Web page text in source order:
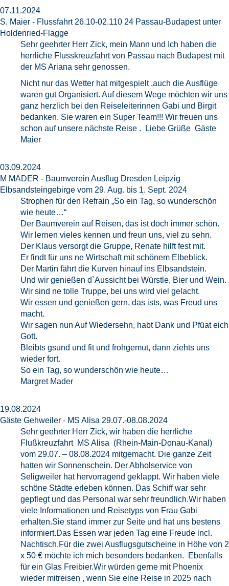
07.11.2024
S. Maier - Flussfahrt 26.10-02.110 24 Passau-Budapest unter
Holdenried-Flagge
Sehr geehrter Herr Zick, mein Mann und Ich haben die
herrliche Flusskreuzfahrt von Passau nach Budapest mit
der MS Ariana sehr genossen.
Nicht nur das Wetter hat mitgespielt ,auch die Ausflüge
waren gut Organisiert. Auf diesem Wege möchten wir uns
ganz herzlich bei den Reiseleiterinnen Gabi und Birgit
bedanken. Sie waren ein Super Team!!! Wir freuen uns
schon auf unsere nächste Reise . Liebe Grüße Gäste
Maier
03.09.2024
M MADER - Baumverein Ausflug Dresden Leipzig
Elbsandsteingebirge vom 29. Aug. bis 1. Sept. 2024
Strophen für den Refrain „So ein Tag, so wunderschön
wie heute…“
Der Baumverein auf Reisen, das ist doch immer schön.
Wir lernen vieles kennen und freun uns, viel zu sehn.
Der Klaus versorgt die Gruppe, Renate hilft fest mit.
Er findt für uns ne Wirtschaft mit schönem Elbeblick.
Der Martin fährt die Kurven hinauf ins Elbsandstein.
Und wir genießen d`Aussicht bei Würstle, Bier und Wein.
Wir sind ne tolle Truppe, bei uns wird viel gelacht.
Wir essen und genießen gern, das ists, was Freud uns
macht.
Wir sagen nun Auf Wiedersehn, habt Dank und Pfüat eich
Gott.
Bleibts gsund und fit und frohgemut, dann ziehts uns
wieder fort.
So ein Tag, so wunderschön wie heute…
Margret Mader
19.08.2024
Gäste Gehweiler - MS Alisa 29.07.-08.08.2024
Sehr geehrter Herr Zick, wir haben die herrliche
Flußkreuzfahrt MS Alisa (Rhein-Main-Donau-Kanal)
vom 29.07. – 08.08.2024 mitgemacht. Die ganze Zeit
hatten wir Sonnenschein. Der Abholservice von
Seligweiler hat hervorragend geklappt. Wir haben viele
schöne Städte erleben können. Das Schiff war sehr
gepflegt und das Personal war sehr freundlich.Wir haben
viele Informationen und Reisetyps von Frau Gabi
erhalten.Sie stand immer zur Seite und hat uns bestens
informiert.Das Essen war jeden Tag eine Freude incl.
Nachtisch.Für die zwei Ausflugsgutscheine in Höhe von 2
x 50 € möchte ich mich besonders bedanken. Ebenfalls
für ein Glas Freibier.Wir würden gerne mit Phoenix
wieder mitreisen , wenn Sie eine Reise in 2025 nach